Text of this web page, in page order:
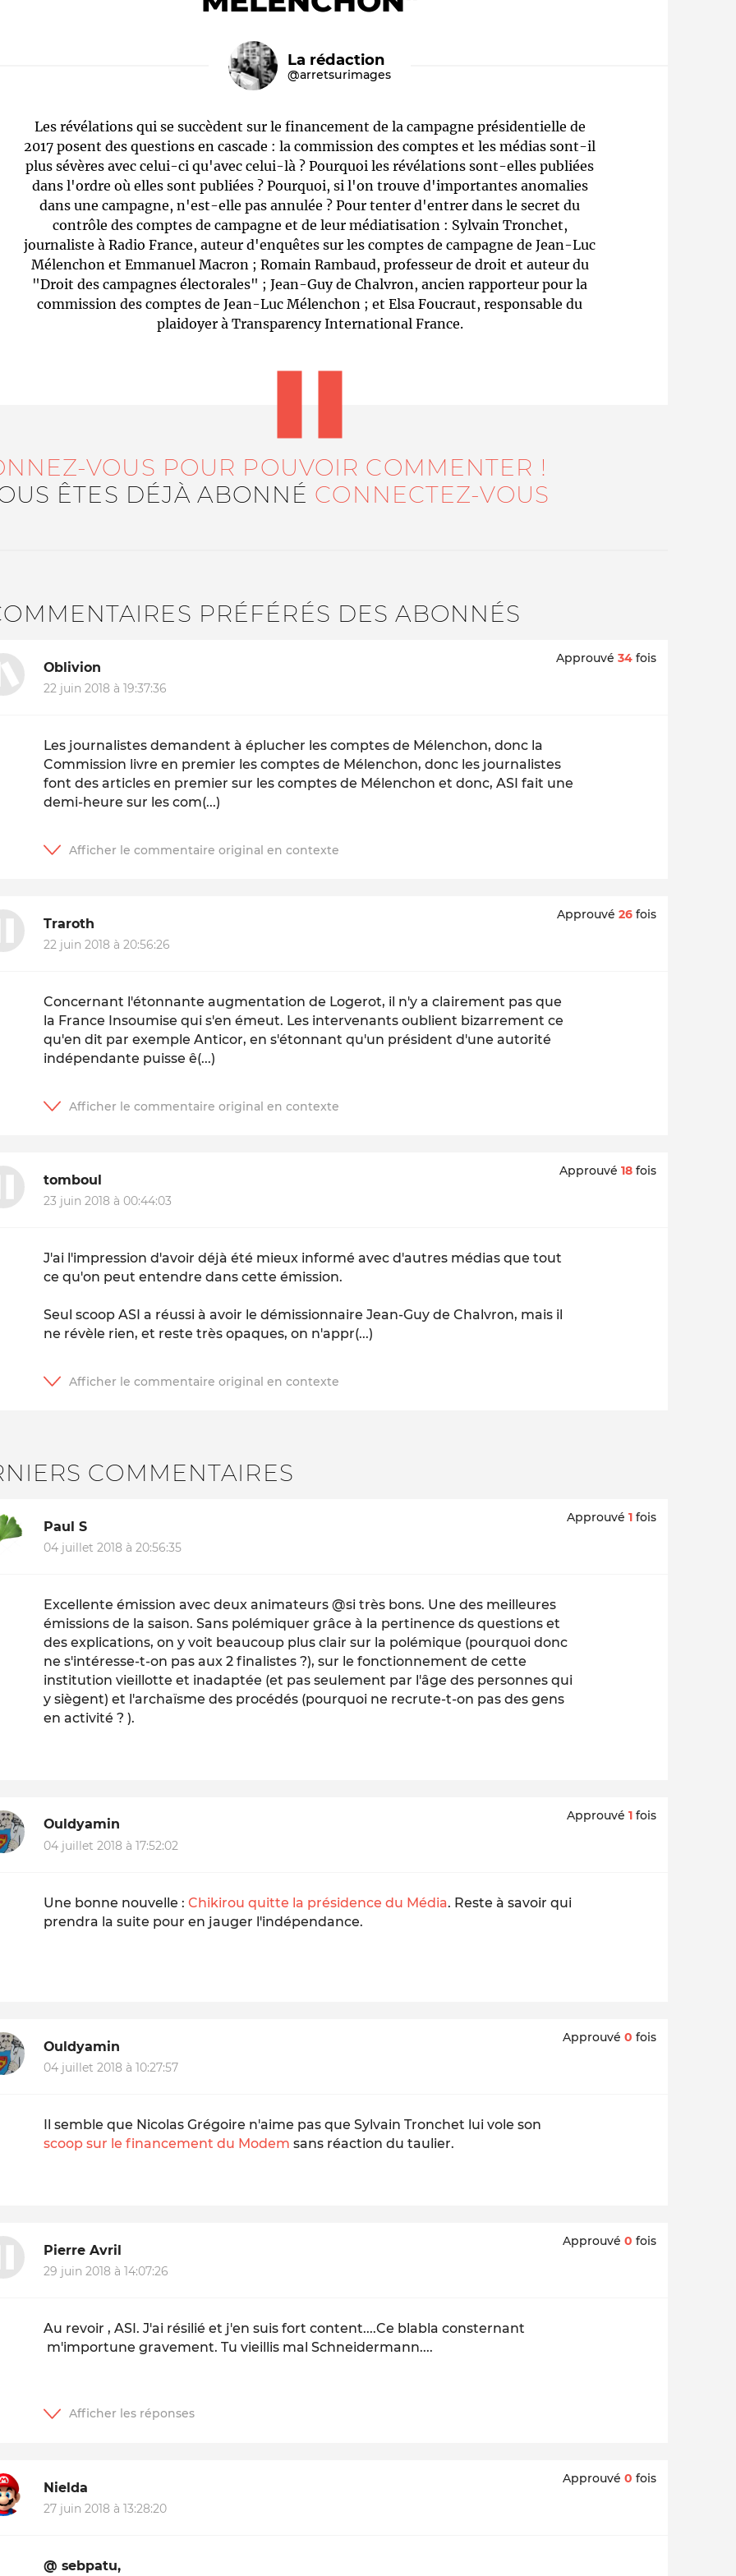
Le médiateur L'équipe Qui sommes-nous ?
La rédaction
@arretsurimages
Les révélations qui se succèdent sur le financement de la campagne présidentielle de
2017 posent des questions en cascade : la commission des comptes et les médias sont-il
plus sévères avec celui-ci qu'avec celui-là ? Pourquoi les révélations sont-elles publiées
dans l'ordre où elles sont publiées ? Pourquoi, si l'on trouve d'importantes anomalies
dans une campagne, n'est-elle pas annulée ? Pour tenter d'entrer dans le secret du
contrôle des comptes de campagne et de leur médiatisation : Sylvain Tronchet,
journaliste à Radio France, auteur d'enquêtes sur les comptes de campagne de Jean-Luc
Mélenchon et Emmanuel Macron ; Romain Rambaud, professeur de droit et auteur du
"Droit des campagnes électorales" ; Jean-Guy de Chalvron, ancien rapporteur pour la
commission des comptes de Jean-Luc Mélenchon ; et Elsa Foucraut, responsable du
plaidoyer à Transparency International France.
VOUS POUR POUVOIR COMMENTER !
ÊTES DÉJÀ ABONNÉ CONNECTEZ-VOUS
PRÉFÉRÉS DES ABONNÉS
Oblivion
22 juin 2018 à 19:37:36
Approuvé 34 fois
Les journalistes demandent à éplucher les comptes de Mélenchon, donc la
Commission livre en premier les comptes de Mélenchon, donc les journalistes
font des articles en premier sur les comptes de Mélenchon et donc, ASI fait une
demi-heure sur les com(...)
Traroth
22 juin 2018 à 20:56:26
Approuvé 26 fois
Concernant l'étonnante augmentation de Logerot, il n'y a clairement pas que
la France Insoumise qui s'en émeut. Les intervenants oublient bizarrement ce
qu'en dit par exemple Anticor, en s'étonnant qu'un président d'une autorité
indépendante puisse ê(...)
tomboul
23 juin 2018 à 00:44:03
Approuvé 18 fois
J'ai l'impression d'avoir déjà été mieux informé avec d'autres médias que tout
ce qu'on peut entendre dans cette émission.
Seul scoop ASI a réussi à avoir le démissionnaire Jean-Guy de Chalvron, mais il
ne révèle rien, et reste très opaques, on n'appr(...)
COMMENTAIRES
Paul S
04 juillet 2018 à 20:56:35
Approuvé 1 fois
Excellente émission avec deux animateurs @si très bons. Une des meilleures
émissions de la saison. Sans polémiquer grâce à la pertinence ds questions et
des explications, on y voit beaucoup plus clair sur la polémique (pourquoi donc
ne s'intéresse-t-on pas aux 2 finalistes ?), sur le fonctionnement de cette
institution vieillotte et inadaptée (et pas seulement par l'âge des personnes qui
y siègent) et l'archaïsme des procédés (pourquoi ne recrute-t-on pas des gens
en activité ? ).
Ouldyamin
04 juillet 2018 à 17:52:02
Approuvé 1 fois
Une bonne nouvelle :Chikirou quitte la présidence du Média. Reste à savoir qui
prendra la suite pour en jauger l'indépendance.
Ouldyamin
04 juillet 2018 à 10:27:57
Approuvé 0 fois
Il semble que Nicolas Grégoire n'aime pas que Sylvain Tronchet lui vole son
scoop sur le financement du Modem sans réaction du taulier.
Pierre Avril
29 juin 2018 à 14:07:26
Approuvé 0 fois
Au revoir , ASI. J'ai résilié et j'en suis fort content....Ce blabla consternant
m'importune gravement. Tu vieillis mal Schneidermann....
Nielda
27 juin 2018 à 13:28:20
Approuvé 0 fois
@ sebpatu,